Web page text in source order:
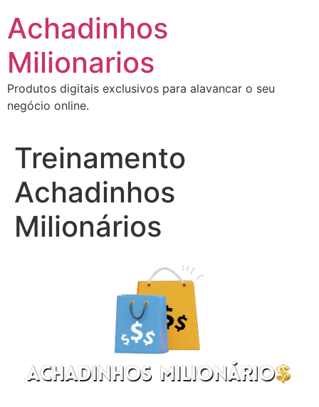
para
conteúdo
Achadinhos
Milionarios
Produtos digitais exclusivos para alavancar o seu
negócio online.
Treinamento
Achadinhos
Milionários